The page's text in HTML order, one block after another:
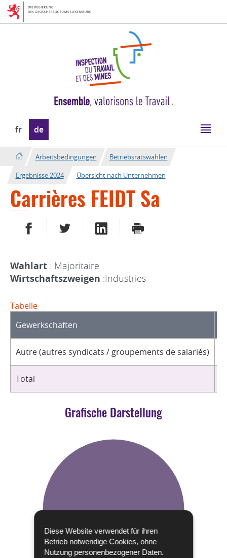
Diese Website verwendet für ihren
Betrieb notwendige Cookies, ohne
Nutzung personenbezogener Daten.
Zur
Navigation
Zum
Inhalt
Sprache
wechseln
fr de
Arbeitsbedingungen
Betriebsratswahlen
Ergebnisse 2024
Übersicht nach Unternehmen
Carrières FEIDT Sa
AUF FACEBOOK TEILENAUF TWITTER TEILENAUF LINKEDIN TEILEN
DRUCKEN
Wahlart : Majoritaire
Wirtschaftszweigen :Industries
Tabelle
Gewerkschaften
Autre (autres syndicats / groupements de salariés)
Total
Grafische Darstellung